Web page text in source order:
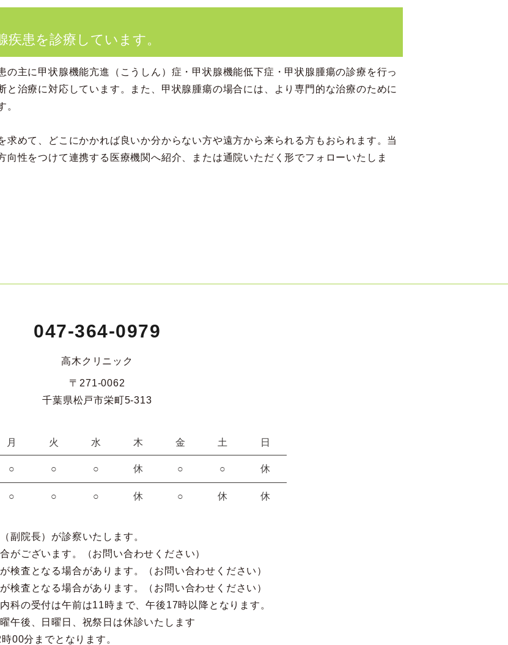
患を診療しています。
主に甲状腺機能亢進（こうしん）症・甲状腺機能低下症・甲状腺腫瘍の診療を行っ
治療に対応しています。また、甲状腺腫瘍の場合には、より専門的な治療のために
。
求めて、どこにかかれば良いか分からない方や遠方から来られる方もおられます。当
向性をつけて連携する医療機関へ紹介、または通院いただく形でフォローいたしま
047-364-0979
高木クリニック
〒271-0062
千葉県松戸市栄町5-313
月 火 水 木 金 土 日
○ ○ ○ 休 ○ ○ 休
○ ○ ○ 休 ○ 休 休
副院長）が診察いたします。
がございます。（お問い合わせください）
検査となる場合があります。（お問い合わせください）
検査となる場合があります。（お問い合わせください）
科の受付は午前は11時まで、午後17時以降となります。
午後、日曜日、祝祭日は休診いたします
00分までとなります。